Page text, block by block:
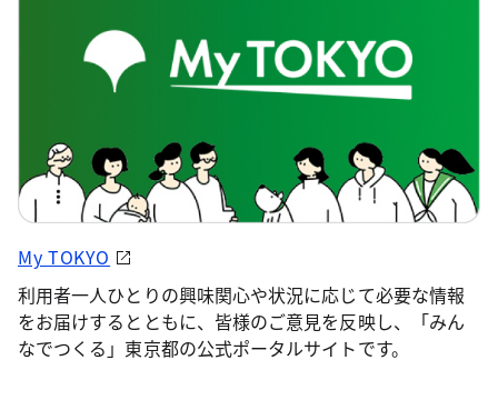
My TOKYO
利用者一人ひとりの興味関心や状況に応じて必要な情報
をお届けするとともに、皆様のご意見を反映し、「みん
なでつくる」東京都の公式ポータルサイトです。